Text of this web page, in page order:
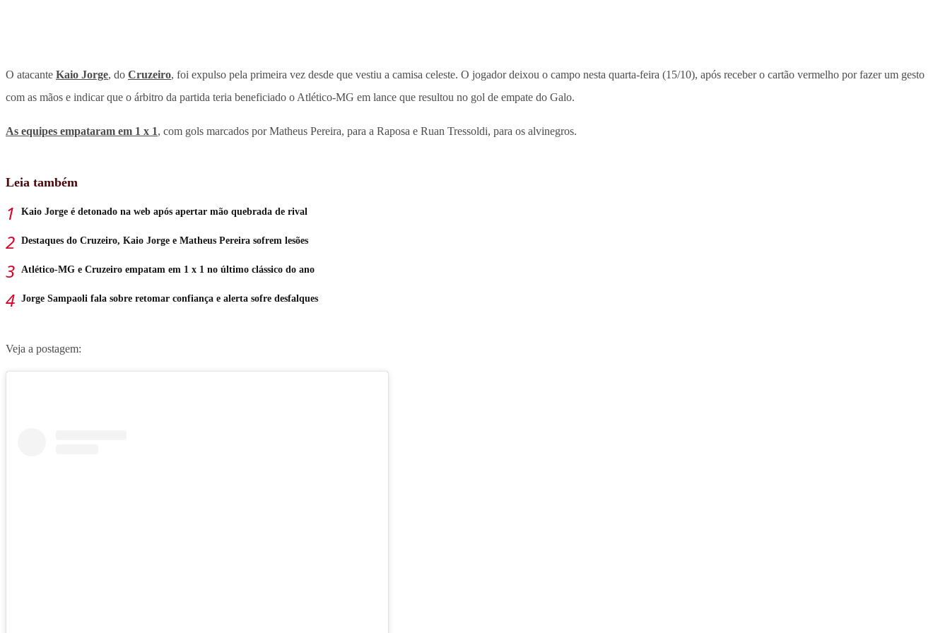
O atacante Kaio Jorge, do Cruzeiro, foi expulso pela primeira vez desde que vestiu a camisa celeste. O jogador deixou o campo nesta quarta-feira (15/10), após receber o cartão vermelho por fazer um gesto
com as mãos e indicar que o árbitro da partida teria beneficiado o Atlético-MG em lance que resultou no gol de empate do Galo.
As equipes empataram em 1 x 1, com gols marcados por Matheus Pereira, para a Raposa e Ruan Tressoldi, para os alvinegros.
Leia também
Kaio Jorge é detonado na web após apertar mão quebrada de rival
Destaques do Cruzeiro, Kaio Jorge e Matheus Pereira sofrem lesões
Atlético-MG e Cruzeiro empatam em 1 x 1 no último clássico do ano
Jorge Sampaoli fala sobre retomar confiança e alerta sofre desfalques
Veja a postagem: